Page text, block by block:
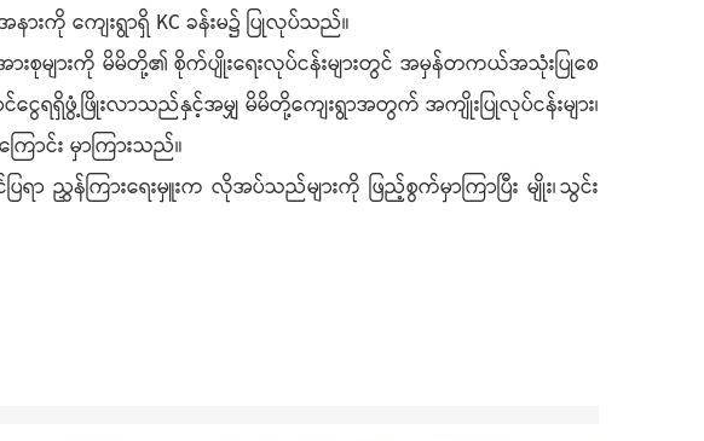
အနားကို ကျေးရွာရှိ KC ခန်းမ၌ ပြုလုပ်သည်။
းစုများကို မိမိတို့၏ စိုက်ပျိုးရေးလုပ်ငန်းများတွင် အမှန်တကယ်အသုံးပြုစေ
ရရှိဖွံ့ဖြိုးလာသည်နှင့်အမျှ မိမိတို့ကျေးရွာအတွက် အကျိုးပြုလုပ်ငန်းများ၊
ောင်း မှာကြားသည်။
ညွှန်ကြားရေးမှူးက လိုအပ်သည်များကို ဖြည့်စွက်မှာကြာပြီး မျိုး၊ သွင်း